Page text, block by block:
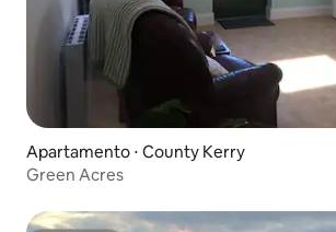
Apartamento ⋅ County Kerry
Green Acres